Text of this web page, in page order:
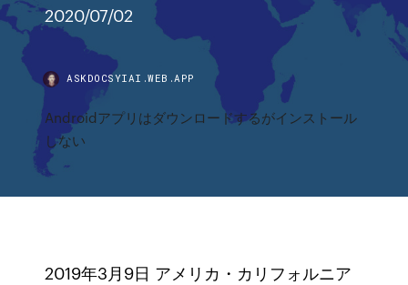
2020/07/02
ASKDOCSYIAI.WEB.APP
Androidアプリはダウンロードするがインストール
しない
2019年3月9日 アメリカ・カリフォルニア